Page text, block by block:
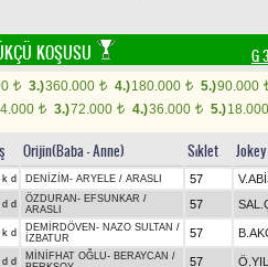
KOŞUSU G
t 3.)360.000 t 4.)180.000 t 5.)90.000
t 3.)72.000 t 4.)36.000 t 5.)
Orijin(Baba - Anne) Sıklet Jokey
k d DENİZİM - ARYELE / ARASLI 57
d ÖZDURAN - EFSUNKAR /
ARASLI
57
k d DEMİRDÖVEN - NAZO SULTAN /
İZBATUR
57
d MİNİFHAT OĞLU- BERAYCAN /
57